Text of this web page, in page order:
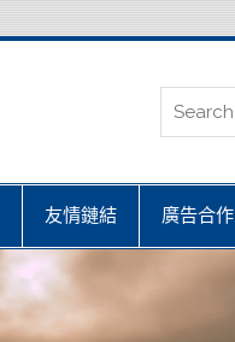
友情鏈結 廣告合作